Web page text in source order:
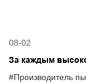
08-02
За каждым
строгий процесс
#Производитель